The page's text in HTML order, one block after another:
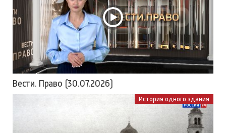
Вести. Право (30.07.2026)
История одного здания